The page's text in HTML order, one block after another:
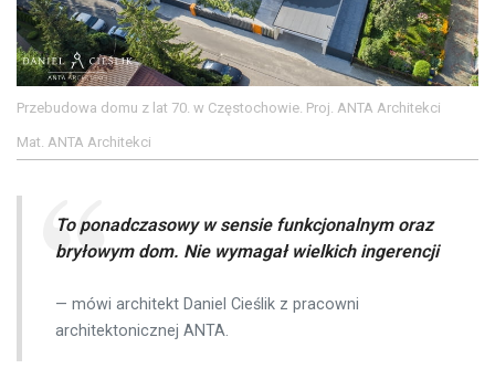
Przebudowa domu z lat 70. w Częstochowie. Proj. ANTA Architekci
Mat. ANTA Architekci
To ponadczasowy w sensie funkcjonalnym oraz
bryłowym dom. Nie wymagał wielkich ingerencji
mówi architekt Daniel Cieślik z pracowni
architektonicznej ANTA.